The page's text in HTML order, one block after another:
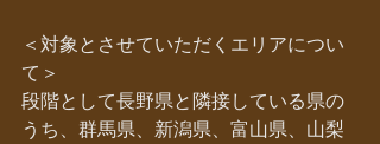
＜対象とさせていただくエリアについ
て＞
段階として長野県と隣接している県の
うち、群馬県、新潟県、富山県、山梨